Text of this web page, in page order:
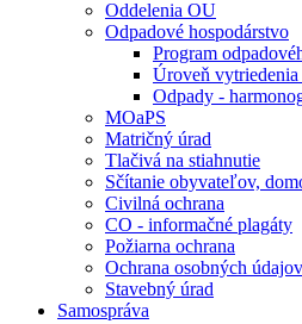
Oddelenia OU
Odpadové hospodárstvo
Program
Úroveň
Odpady -
MOaPS
Matričný úrad
Tlačivá na stiahnutie
Sčítanie obyvateľov,
Civilná ochrana
CO - informačné plagáty
Požiarna ochrana
Ochrana osobných údajov
Stavebný úrad
Samospráva